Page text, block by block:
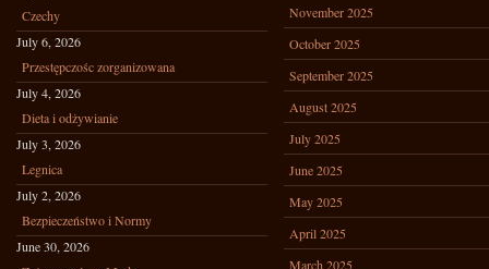
Czechy
July 6, 2026
Przestępczośc zorganizowana
July 4, 2026
Dieta i odżywianie
July 3, 2026
Legnica
July 2, 2026
Bezpieczeństwo i Normy
June 30, 2026
November 2025
October 2025
September 2025
August 2025
July 2025
June 2025
May 2025
April 2025
March 2025